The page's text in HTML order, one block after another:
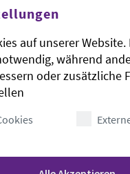
Uhr
auf unserer
während
oder zusätzliche